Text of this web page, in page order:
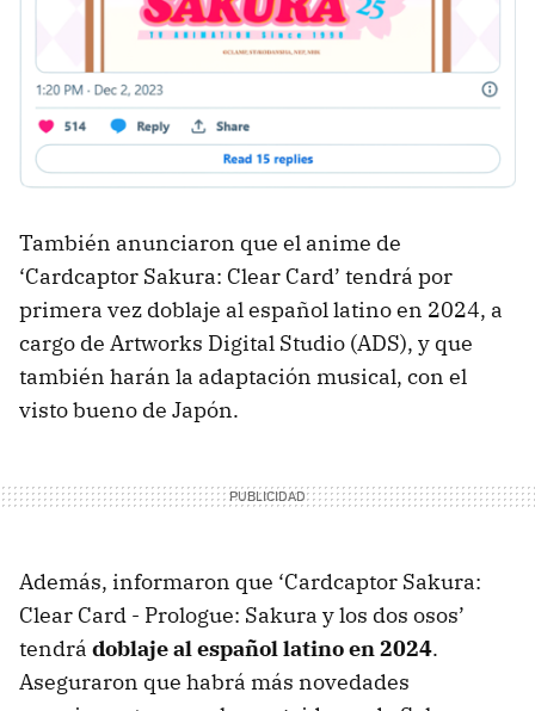
También anunciaron que el anime de
‘Cardcaptor Sakura: Clear Card’ tendrá por
primera vez doblaje al español latino en 2024, a
cargo de Artworks Digital Studio (ADS), y que
también harán la adaptación musical, con el
visto bueno de Japón.
Además, informaron que ‘Cardcaptor Sakura:
Clear Card - Prologue: Sakura y los dos osos’
tendrá doblaje al español latino en 2024.
Aseguraron que habrá más novedades